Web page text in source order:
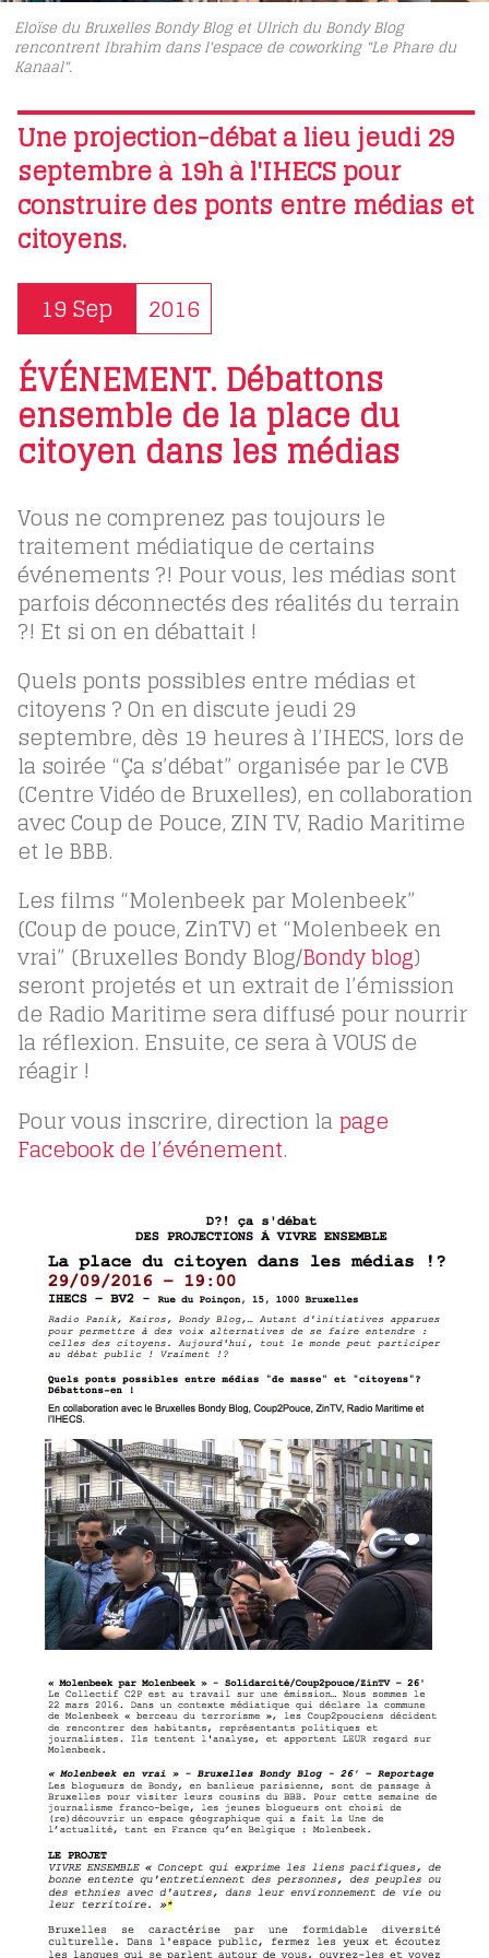
Eloïse du Bruxelles Bondy Blog et Ulrich du Bondy Blog
rencontrent Ibrahim dans l'espace de coworking "Le Phare du
Kanaal".
Une projection-débat a lieu jeudi 29
septembre à 19h à l'IHECS pour
construire des ponts entre médias et
citoyens.
19 Sep 2016
ÉVÉNEMENT. Débattons
ensemble de la place du
citoyen dans les médias
Vous ne comprenez pas toujours le
traitement médiatique de certains
événements ?! Pour vous, les médias sont
parfois déconnectés des réalités du terrain
?! Et si on en débattait !
Quels ponts possibles entre médias et
citoyens ? On en discute jeudi 29
septembre, dès 19 heures à l’IHECS, lors de
la soirée “Ça s’débat” organisée par le CVB
(Centre Vidéo de Bruxelles), en collaboration
avec Coup de Pouce, ZIN TV, Radio Maritime
et le BBB.
Les films “Molenbeek par Molenbeek”
(Coup de pouce, ZinTV) et “Molenbeek en
vrai” (Bruxelles Bondy Blog/Bondy blog)
seront projetés et un extrait de l’émission
de Radio Maritime sera diffusé pour nourrir
la réflexion. Ensuite, ce sera à VOUS de
réagir !
Pour vous inscrire, direction lapage
Facebook de l’événement.